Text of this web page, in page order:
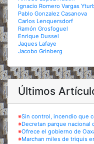
Ignacio Romero Vargas
Pablo Gonzalez Casanova
Carlos Lenquersdorf
Ramón Grosfoguel
Enrique Dussel
Jaques Lafaye
Jacobo Grinberg
Últimos
※Sin control, incendio que
※Decretan parque nacional
※Ofrece el gobierno de
※Marchan miles de triquis